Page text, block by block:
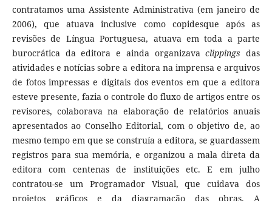
contratamos uma Assistente Administrativa (em janeiro de
2006), que atuava inclusive como copidesque após as
revisões de Língua Portuguesa, atuava em toda a parte
burocrática da editora e ainda organizavaclippings das
atividades e notícias sobre a editora na imprensa e arquivos
de fotos impressas e digitais dos eventos em que a editora
esteve presente, fazia o controle do fluxo de artigos entre os
revisores, colaborava na elaboração de relatórios anuais
apresentados ao Conselho Editorial, com o objetivo de, ao
mesmo tempo em que se construía a editora, se guardassem
registros para sua memória, e organizou a mala direta da
editora com centenas de instituições etc. E em julho
contratou-se um Programador Visual, que cuidava dos
projetos gráficos e da diagramação das obras. A